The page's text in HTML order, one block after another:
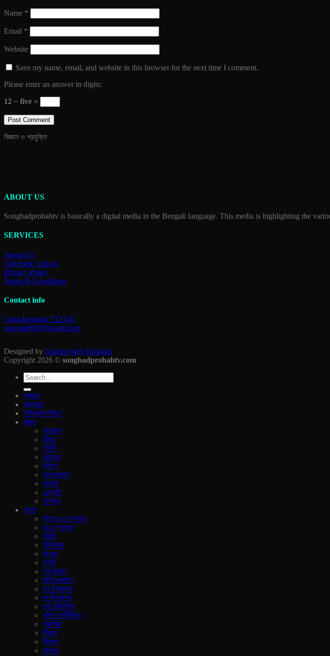
Name *
Email *
Website
Save my name, email, and website in this browser for the next time I comment.
Please enter an answer in digits:
12 − five =
বিজ্ঞান ও প্রযুক্তি
ABOUT US
Songbadprobahtv is basically a digital media in the Bengali language. This media is highlighting the
SERVICES
About Us
Advertise with us
Privacy Policy
Terms & Conditions
Contact info
Chandannagar 712136.
newsnet830@gmail.com
Designed by Golden Web Solution
Copyright 2026 © songbadprobahtv.com
প্রচ্ছদ
কলকাতা
পশ্চিমবঙ্গ নির্বাচন
রাজ‍্য
পচিমবন্গ
বিহার
ইউপি
ঝাড়খন্ড
দিল্লি
মধ্যপ্রদেশ
মুম্বাই
চেন্নাই
অন্যান
জেলা
উত্তর ২৪ পরগনা
দঃ২৪ পরগনা
নদীয়া
মুর্শিদাবাদ
হাওড়া
হুগলী
পূর্ব বর্ধমান
পশ্চিম বর্ধমান
উঃ দিনাজপুর
দঃ দিনাজপুর
পূর্ব মেদিনীপুর
পশ্চিম মেদিনীপুর
পুরুলিয়া
বাঁকুড়া
বীরভুম
মালদহ